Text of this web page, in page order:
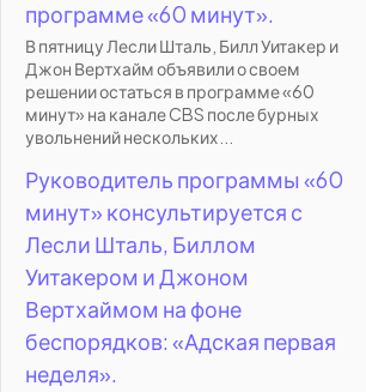
программе «60 минут».
В пятницу Лесли Шталь, Билл Уитакер и
Джон Вертхайм объявили о своем
решении остаться в программе «60
минут» на канале CBS после бурных
увольнений нескольких...
Руководитель программы «60
минут» консультируется с
Лесли Шталь, Биллом
Уитакером и Джоном
Вертхаймом на фоне
беспорядков: «Адская первая
неделя».